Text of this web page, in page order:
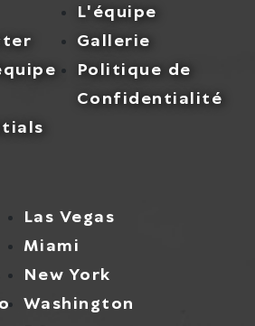
L'équipe
Gallerie
Politique de
Confidentialité
Las Vegas
Miami
New York
Washington